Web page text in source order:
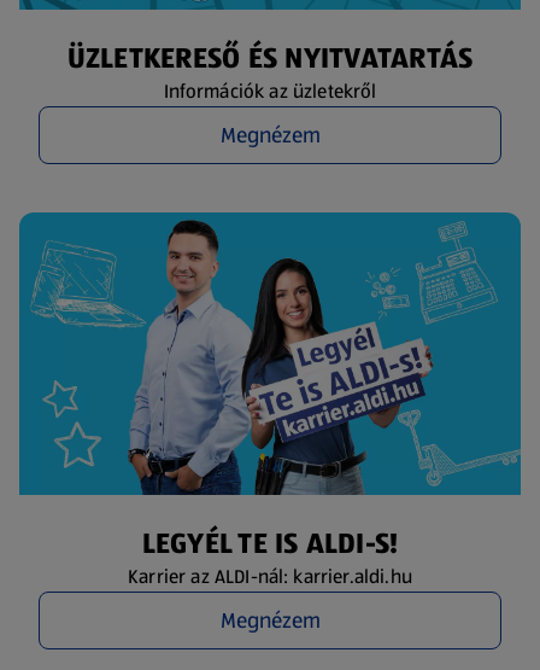
ÜZLETKERESŐ ÉS NYITVATARTÁS
Információk az üzletekről
Megnézem
LEGYÉL TE IS ALDI-S!
Karrier az ALDI-nál: karrier.aldi.hu
Megnézem